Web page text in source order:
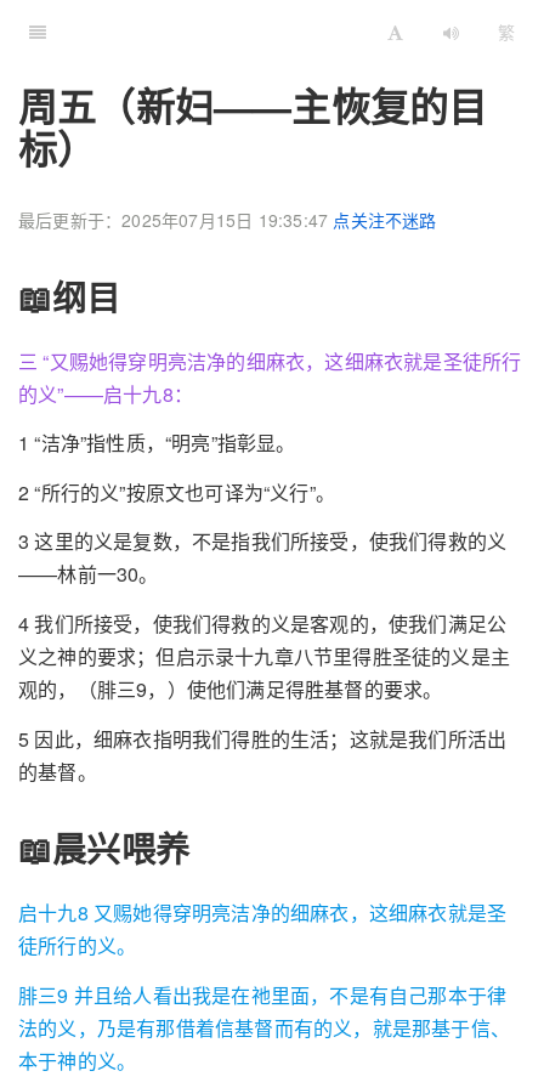
繁
周五（新妇——主恢复的目
标）
最后更新于：2025年07月15日 19:35:47 点关注不迷路
📖纲目
三 “又赐她得穿明亮洁净的细麻衣，这细麻衣就是圣徒所行
的义”——启十九8：
1 “洁净”指性质，“明亮”指彰显。
2 “所行的义”按原文也可译为“义行”。
3 这里的义是复数，不是指我们所接受，使我们得救的义
——林前一30。
4 我们所接受，使我们得救的义是客观的，使我们满足公
义之神的要求；但启示录十九章八节里得胜圣徒的义是主
观的，（腓三9，）使他们满足得胜基督的要求。
5 因此，细麻衣指明我们得胜的生活；这就是我们所活出
的基督。
📖晨兴喂养
启十九8 又赐她得穿明亮洁净的细麻衣，这细麻衣就是圣
徒所行的义。
腓三9 并且给人看出我是在祂里面，不是有自己那本于律
法的义，乃是有那借着信基督而有的义，就是那基于信、
本于神的义。